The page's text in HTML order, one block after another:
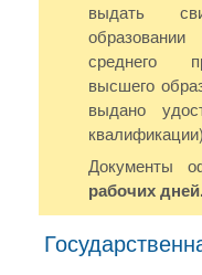
выдать
среднего
высшего
выдано
Документы
рабочих